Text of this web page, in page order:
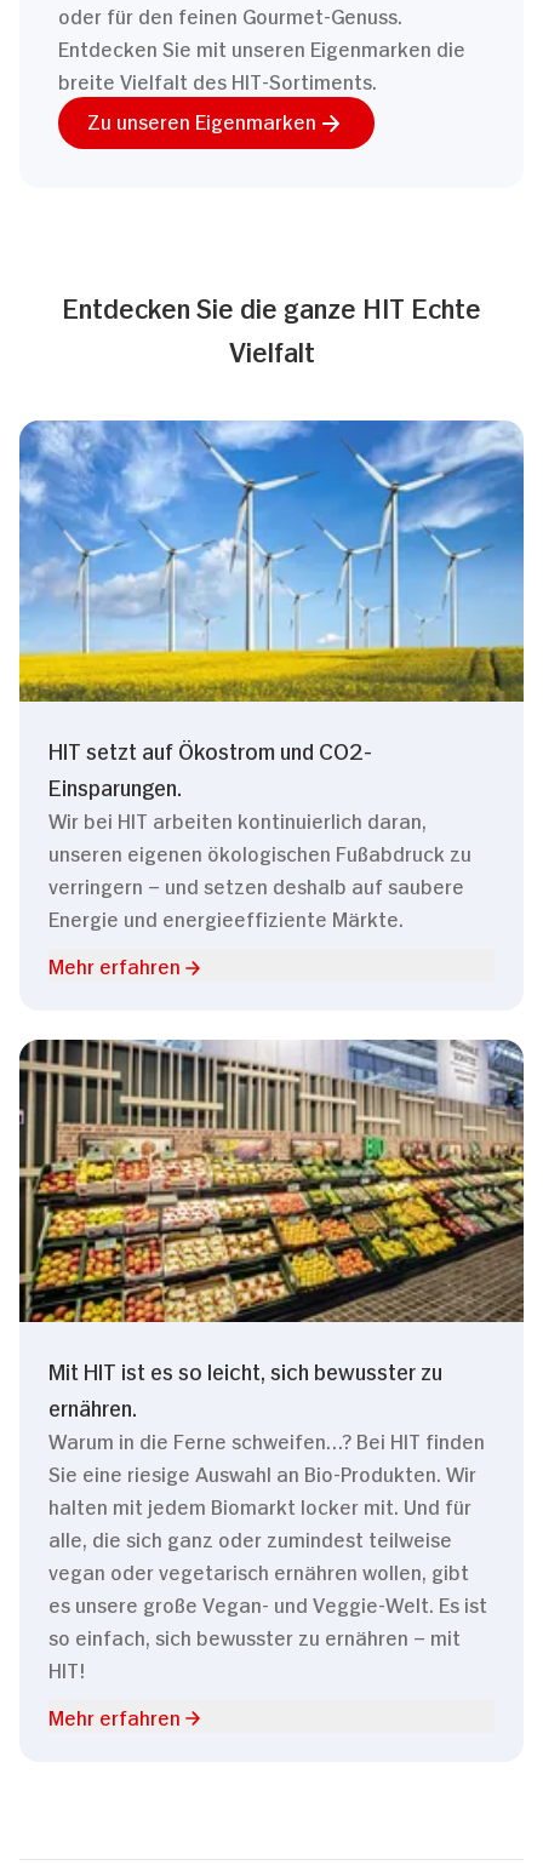
oder für den feinen Gourmet-Genuss.
Entdecken Sie mit unseren Eigenmarken die
breite Vielfalt des HIT-Sortiments.
Zu unseren Eigenmarken
Entdecken Sie die ganze HIT Echte
Vielfalt
HIT setzt auf Ökostrom und CO2-
Einsparungen.
Wir bei HIT arbeiten kontinuierlich daran,
unseren eigenen ökologischen Fußabdruck zu
verringern – und setzen deshalb auf saubere
Energie und energieeffiziente Märkte.
Mehr erfahren
Mit HIT ist es so leicht, sich bewusster zu
ernähren.
Warum in die Ferne schweifen…? Bei HIT finden
Sie eine riesige Auswahl an Bio-Produkten. Wir
halten mit jedem Biomarkt locker mit. Und für
alle, die sich ganz oder zumindest teilweise
vegan oder vegetarisch ernähren wollen, gibt
es unsere große Vegan- und Veggie-Welt. Es ist
so einfach, sich bewusster zu ernähren – mit
HIT!
Mehr erfahren